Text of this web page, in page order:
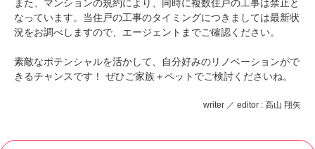
また、マンションの規約により、同時に複数住戸の工事は禁止と
なっています。当住戸の工事のタイミングにつきましては最新状
況をお調べしますので、エージェントまでご確認ください。
素敵なポテンシャルを活かして、自分好みのリノベーションがで
きるチャンスです！ ぜひご家族＋ペットでご検討くださいね。
writer ／ editor : 高山 翔矢